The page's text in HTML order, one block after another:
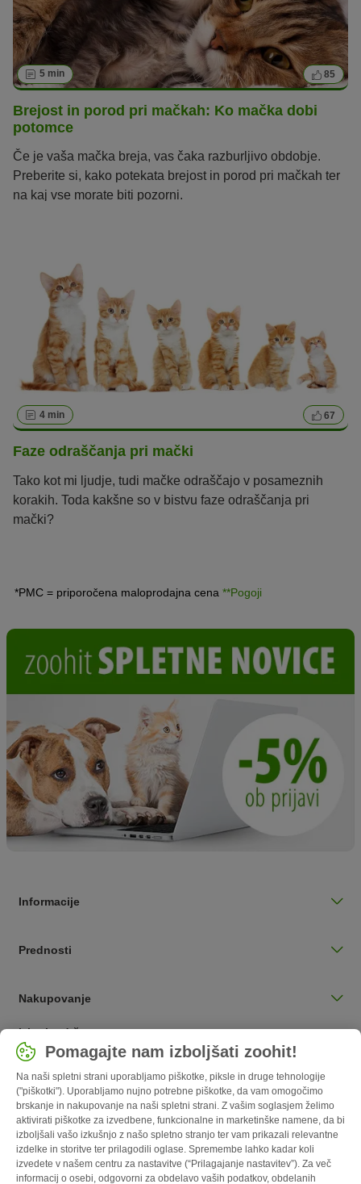
5 min 85
Brejost in porod pri mačkah: Ko mačka dobi
potomce
Če je vaša mačka breja, vas čaka razburljivo obdobje.
Preberite si, kako potekata brejost in porod pri mačkah ter
na kaj vse morate biti pozorni.
4 min 67
Faze odraščanja pri mački
Tako kot mi ljudje, tudi mačke odraščajo v posameznih
korakih. Toda kakšne so v bistvu faze odraščanja pri
mački?
*PMC = priporočena maloprodajna cena **Pogoji
Informacije
Prednosti
Nakupovanje
Izberite državo
Slovenija / SI
Follow zooplus
Pomagajte nam izboljšati zoohit!
Na naši spletni strani uporabljamo piškotke, piksle in druge tehnologije
("piškotki"). Uporabljamo nujno potrebne piškotke, da vam omogočimo
brskanje in nakupovanje na naši spletni strani. Z vašim soglasjem želimo
aktivirati piškotke za izvedbene, funkcionalne in marketinške namene, da bi
izboljšali vašo izkušnjo z našo spletno stranjo ter vam prikazali relevantne
izdelke in storitve ter prilagodili oglase. Spremembe lahko kadar koli
izvedete v našem centru za nastavitve (“Prilagajanje nastavitev”). Za več
informacij o osebi, odgovorni za obdelavo vaših podatkov, obdelanih